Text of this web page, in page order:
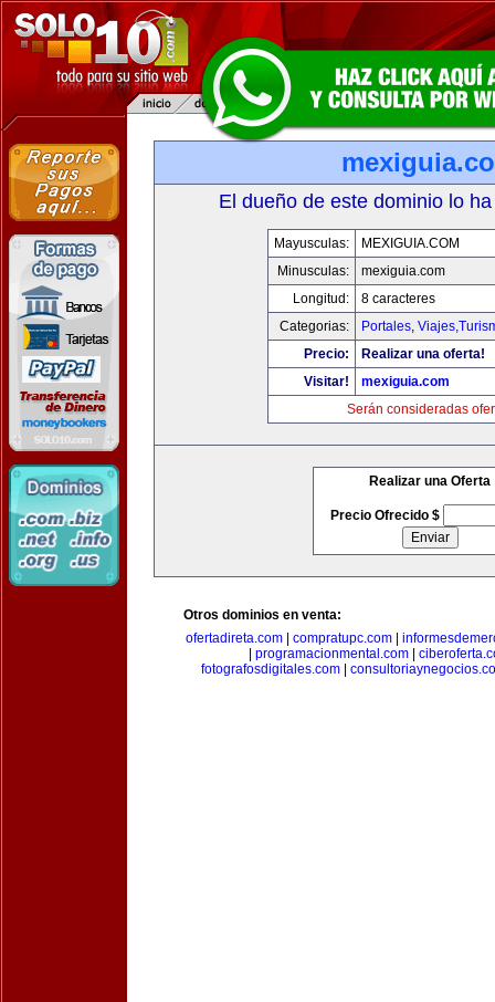
El dueño de este dominio lo
Mayusculas:
MEXIGUIA.COM
Minusculas:
mexiguia.com
Longitud:
8 caracteres
Categorias:
Portales,
Precio:
Realizar una oferta!
Visitar!
mexiguia.com
Serán consideradas
Realizar una Oferta
Precio Ofrecido $
Otros dominios en venta:
ofertadireta.com| compratupc.com|
programacionmental.com|
fotografosdigitales.com